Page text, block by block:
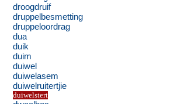
droogdruif
druppelbesmetting
druppeloordrag
dua
duik
duim
duiwel
duiwelasem
duiwelruitertjie
duiwelstert